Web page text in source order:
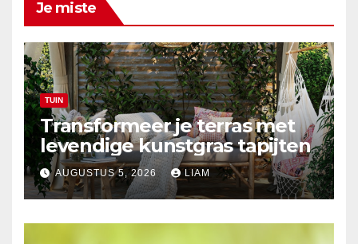
Je miste
TUIN
Transformeer je terras met
levendige kunstgras tapijten
AUGUSTUS 5, 2026 LIAM